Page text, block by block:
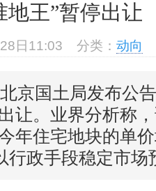
地王”暂停出让
日11:03 分类： 动向
京国土局发布公
让。业界分析称
年住宅地块的单
行政手段稳定市场